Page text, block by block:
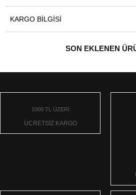
KARGO BILGISI
SON EKLENEN
1000 TL ÜZERİ
ÜCRETSİZ KARGO